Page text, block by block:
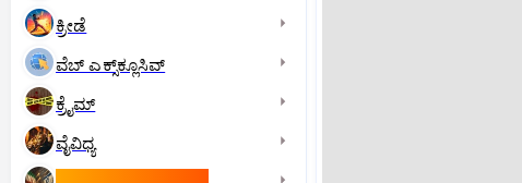
ಕ್ರೀಡೆ
ವೆಬ್ ಎಕ್ಸ್‌ಕ್ಲೂಸಿವ್
ಕ್ರೈಮ್
ವೈವಿಧ್ಯ